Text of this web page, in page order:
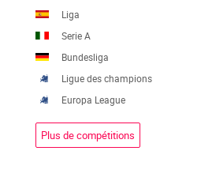
Liga
Serie A
Bundesliga
Ligue des champions
Europa League
Plus de compétitions